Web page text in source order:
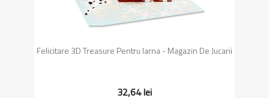
Felicitare 3D Treasure Pentru Iarna - Magazin De Jucarii
32,64 lei